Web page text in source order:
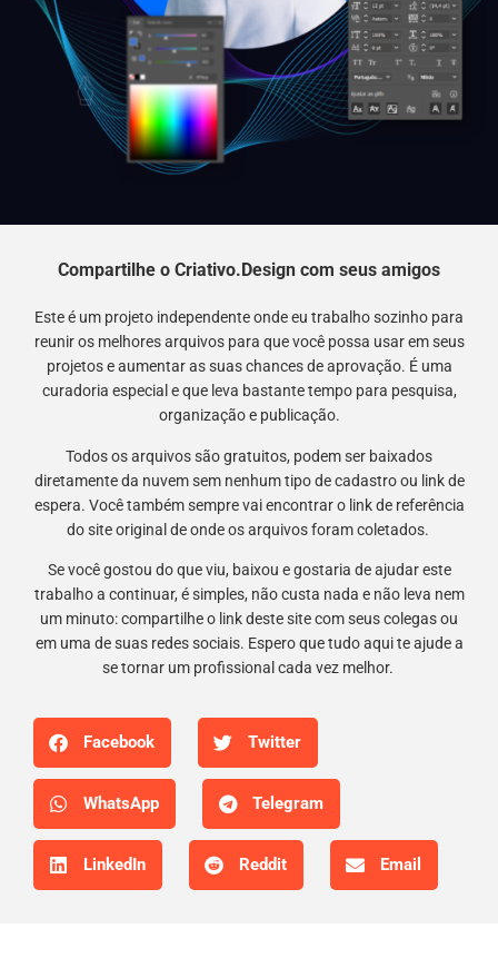
Compartilhe o Criativo.Design com seus amigos
Este é um projeto independente onde eu trabalho sozinho para
reunir os melhores arquivos para que você possa usar em seus
projetos e aumentar as suas chances de aprovação. É uma
curadoria especial e que leva bastante tempo para pesquisa,
organização e publicação.
Todos os arquivos são gratuitos, podem ser baixados
diretamente da nuvem sem nenhum tipo de cadastro ou link de
espera. Você também sempre vai encontrar o link de referência
do site original de onde os arquivos foram coletados.
Se você gostou do que viu, baixou e gostaria de ajudar este
trabalho a continuar, é simples, não custa nada e não leva nem
um minuto: compartilhe o link deste site com seus colegas ou
em uma de suas redes sociais. Espero que tudo aqui te ajude a
se tornar um profissional cada vez melhor.
Facebook Twitter
WhatsApp Telegram
LinkedIn Reddit Email